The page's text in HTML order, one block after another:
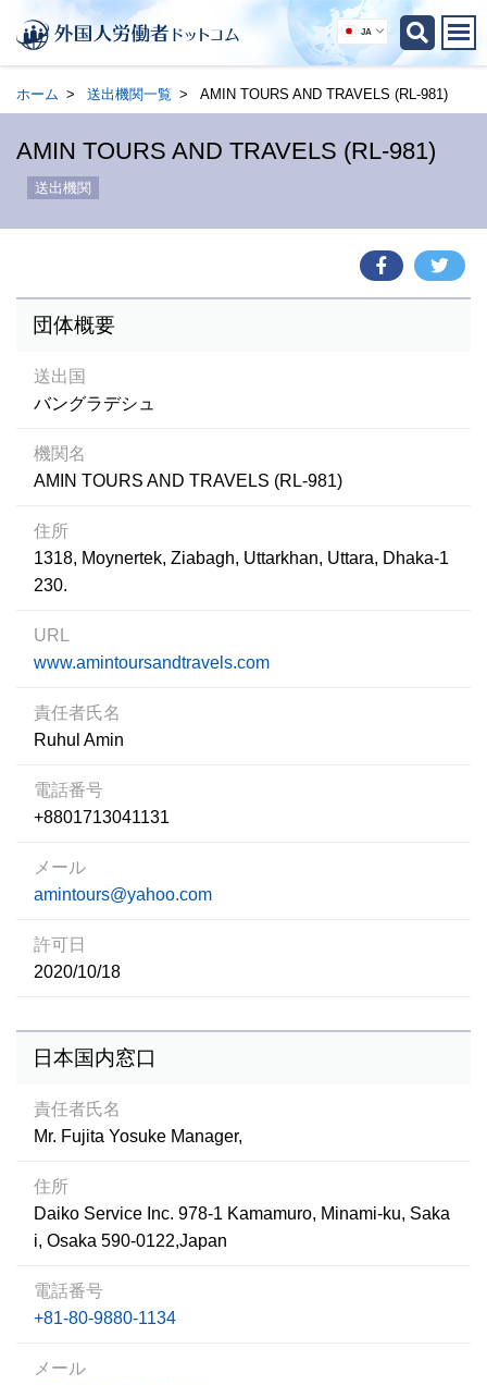
JA
ホーム 送出機関一覧 AMIN TOURS AND TRAVELS (RL-981)
AMIN TOURS AND TRAVELS (RL-981)
送出機関
団体概要
送出国
バングラデシュ
機関名
AMIN TOURS AND TRAVELS (RL-981)
住所
1318, Moynertek, Ziabagh, Uttarkhan, Uttara, Dhaka-1
230.
URL
www.amintoursandtravels.com
責任者氏名
Ruhul Amin
電話番号
+8801713041131
メール
amintours@yahoo.com
許可日
2020/10/18
日本国内窓口
責任者氏名
Mr. Fujita Yosuke Manager,
住所
Daiko Service Inc. 978-1 Kamamuro, Minami-ku, Saka
i, Osaka 590-0122,Japan
電話番号
+81-80-9880-1134
メール